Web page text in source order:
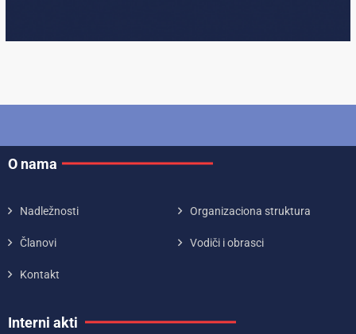
O nama
Nadležnosti Organizaciona struktura
Članovi Vodiči i obrasci
Kontakt
Interni akti